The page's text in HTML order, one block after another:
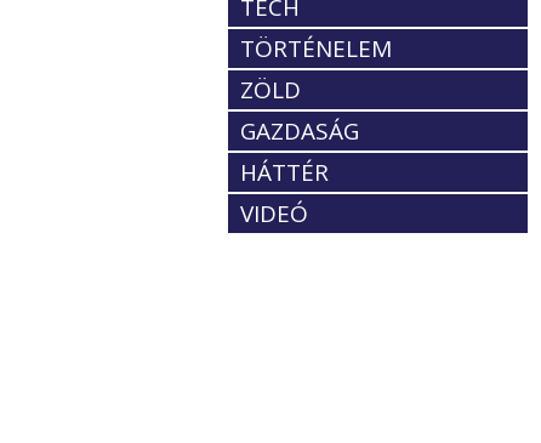
TECH
TÖRTÉNELEM
ZÖLD
GAZDASÁG
HÁTTÉR
VIDEÓ